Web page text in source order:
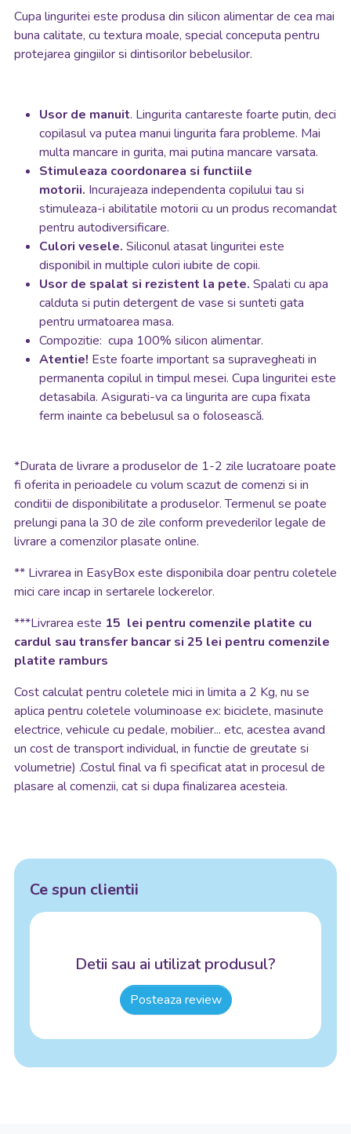
Cupa linguritei este produsa din silicon alimentar de cea mai
buna calitate, cu textura moale, special conceputa pentru
protejarea gingiilor si dintisorilor bebelusilor.
Usor de manuit. Lingurita cantareste foarte putin, deci
copilasul va putea manui lingurita fara probleme. Mai
multa mancare in gurita, mai putina mancare varsata.
Stimuleaza coordonarea si functiile
motorii. Incurajeaza independenta copilului tau si
stimuleaza-i abilitatile motorii cu un produs recomandat
pentru autodiversificare.
Culori vesele. Siliconul atasat linguritei este
disponibil in multiple culori iubite de copii.
Usor de spalat si rezistent la pete. Spalati cu apa
calduta si putin detergent de vase si sunteti gata
pentru urmatoarea masa.
Compozitie: cupa 100% silicon alimentar.
Atentie! Este foarte important sa supravegheati in
permanenta copilul in timpul mesei. Cupa linguritei este
detasabila. Asigurati-va ca lingurita are cupa fixata
ferm inainte ca bebelusul sa o folosească.
*Durata de livrare a produselor de 1-2 zile lucratoare poate
fi oferita in perioadele cu volum scazut de comenzi si in
conditii de disponibilitate a produselor. Termenul se poate
prelungi pana la 30 de zile conform prevederilor legale de
livrare a comenzilor plasate online.
** Livrarea in EasyBox este disponibila doar pentru coletele
mici care incap in sertarele lockerelor.
***Livrarea este 15 lei pentru comenzile platite cu
cardul sau transfer bancar si 25 lei pentru comenzile
platite ramburs
Cost calculat pentru coletele mici in limita a 2 Kg, nu se
aplica pentru coletele voluminoase ex: biciclete, masinute
electrice, vehicule cu pedale, mobilier... etc, acestea avand
un cost de transport individual, in functie de greutate si
volumetrie) .Costul final va fi specificat atat in procesul de
plasare al comenzii, cat si dupa finalizarea acesteia.
Ce spun clientii
Detii sau ai utilizat produsul?
Posteaza review